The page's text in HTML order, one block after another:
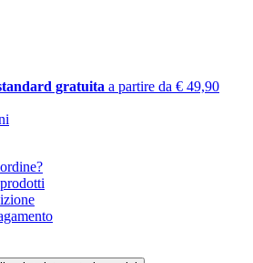
gratuita a partire da € 49,90